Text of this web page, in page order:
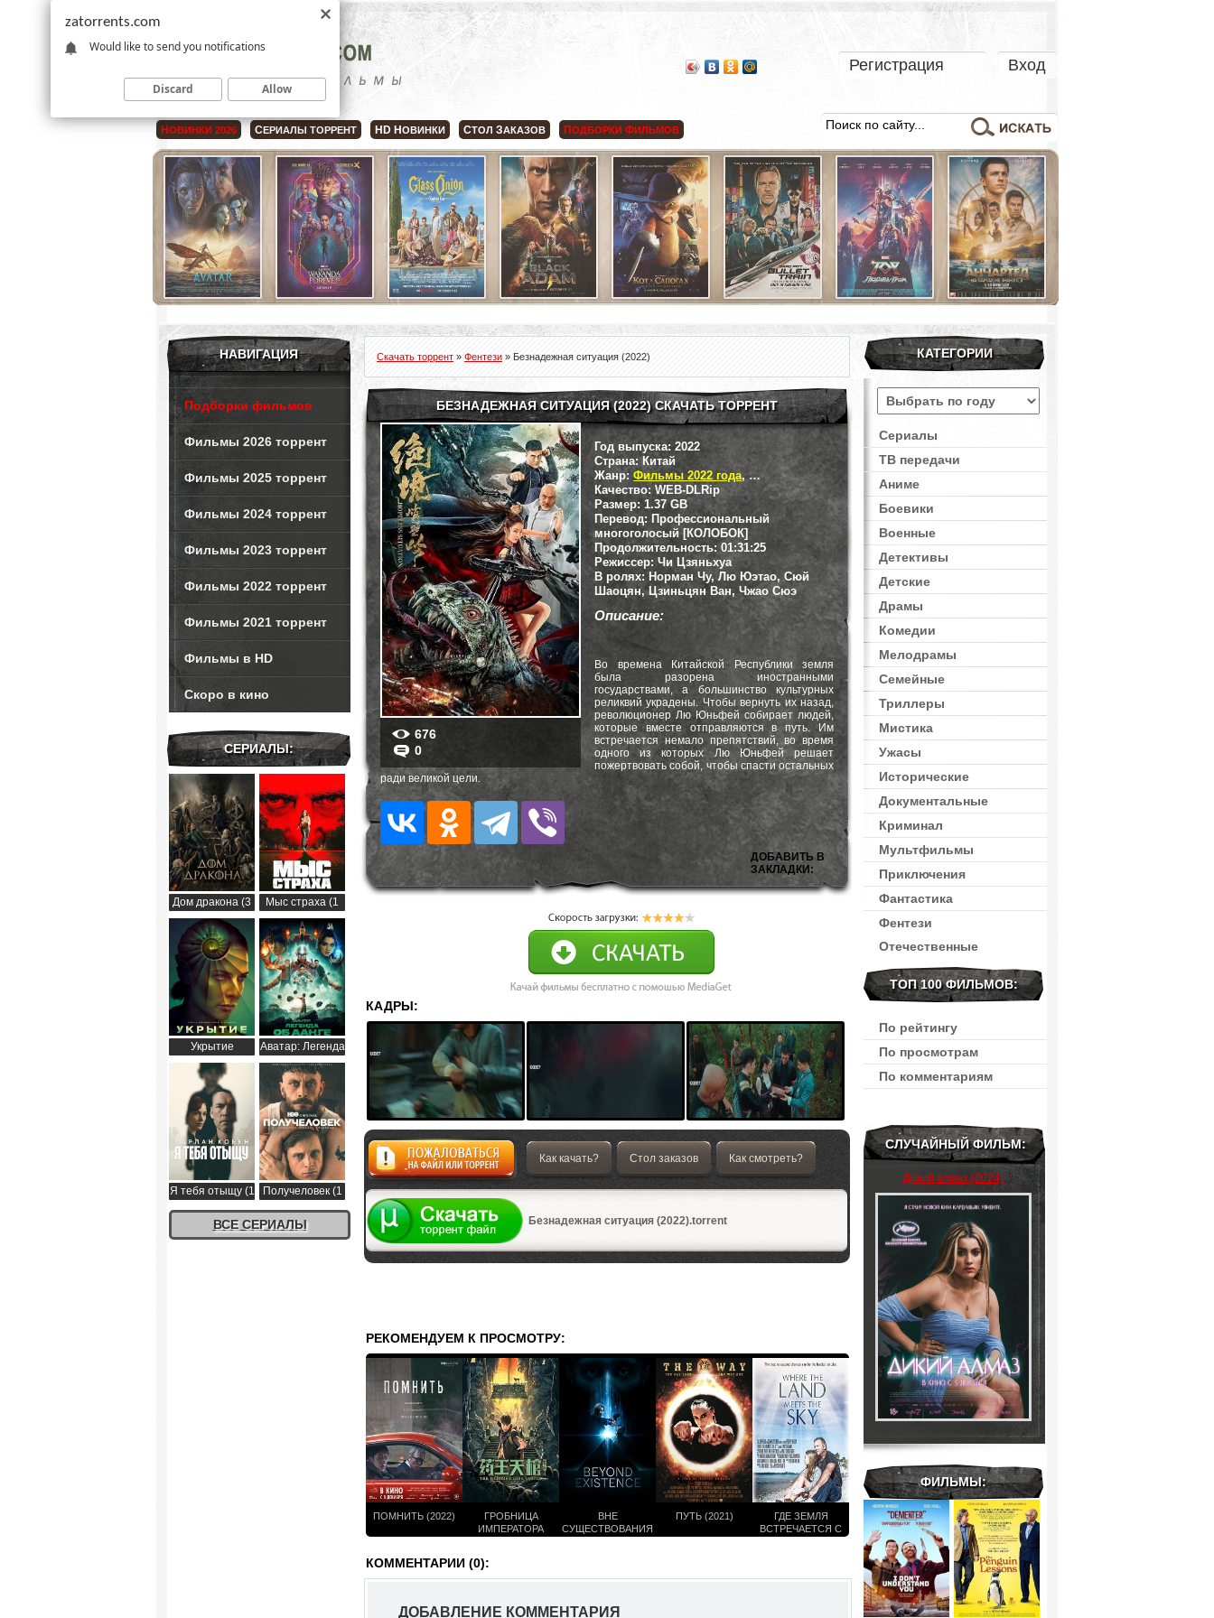
Регистрация Вход
НОВИНКИ 2026 СЕРИАЛЫ ТОРРЕНТ HD НОВИНКИ СТОЛ ЗАКАЗОВ ПОДБОРКИ ФИЛЬМОВ
НАВИГАЦИЯ
Подборки фильмов
Фильмы 2026 торрент
Фильмы 2025 торрент
Фильмы 2024 торрент
Фильмы 2023 торрент
Фильмы 2022 торрент
Фильмы 2021 торрент
Фильмы в HD
Скоро в кино
СЕРИАЛЫ:
Дом дракона (3
сезон)
Мыс страха (1
сезон)
Укрытие
(Бункер) (3
сезон)
Аватар: Легенда
об Аанге (2
сезон)
Я тебя отыщу (1
сезон)
Получеловек (1
сезон)
ВСЕ СЕРИАЛЫ
Скачать торрент » Фентези » Безнадежная ситуация (2022)
БЕЗНАДЕЖНАЯ СИТУАЦИЯ (2022) СКАЧАТЬ ТОРРЕНТ
676
0
Год выпуска: 2022
Страна: Китай
Жанр: Фильмы 2022 года, Боевики,Фентези
Качество: WEB-DLRip
Размер: 1.37 GB
Перевод: Профессиональный
многоголосый [КОЛОБОК]
Продолжительность: 01:31:25
Режиссер: Чи Цзяньхуа
В ролях: Норман Чу, Лю Юэтао, Сюй
Шаоцян, Цзиньцян Ван, Чжао Сюэ
Описание:
Во времена Китайской Республики земля
была разорена иностранными
государствами, а большинство культурных
реликвий украдены. Чтобы вернуть их назад,
революционер Лю Юньфей собирает людей,
которые вместе отправляются в путь. Им
встречается немало препятствий, во время
одного из которых Лю Юньфей решает
пожертвовать собой, чтобы спасти остальных
ради великой цели.
ДОБАВИТЬ В
ЗАКЛАДКИ:
КАДРЫ:
Жалоба
Как качать? Стол заказов Как смотреть?
Безнадежная ситуация (2022).torrent
РЕКОМЕНДУЕМ К ПРОСМОТРУ:
ПОМНИТЬ (2022)
ГРОБНИЦА
ИМПЕРАТОРА
ВНЕ
СУЩЕСТВОВАНИЯ
ПУТЬ (2021)
ГДЕ ЗЕМЛЯ
ВСТРЕЧАЕТСЯ С
КОММЕНТАРИИ (0):
ДОБАВЛЕНИЕ КОММЕНТАРИЯ
КАТЕГОРИИ
Сериалы
ТВ передачи
Аниме
Боевики
Военные
Детективы
Детские
Драмы
Комедии
Мелодрамы
Семейные
Триллеры
Мистика
Ужасы
Исторические
Документальные
Криминал
Мультфильмы
Приключения
Фантастика
Фентези
Отечественные
ТОП 100 ФИЛЬМОВ:
По рейтингу
По просмотрам
По комментариям
СЛУЧАЙНЫЙ ФИЛЬМ:
Дикий алмаз (2024)
ФИЛЬМЫ:
zatorrents.com
Would like to send you notifications
Discard Allow